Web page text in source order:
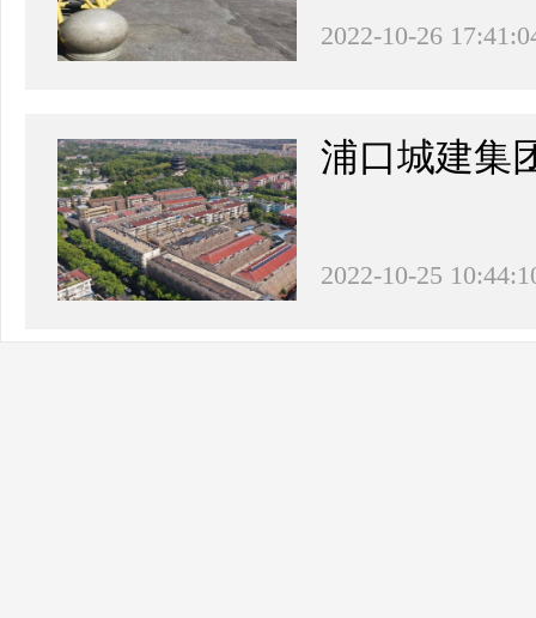
2022-10-26
浦口城建集
2022-10-25